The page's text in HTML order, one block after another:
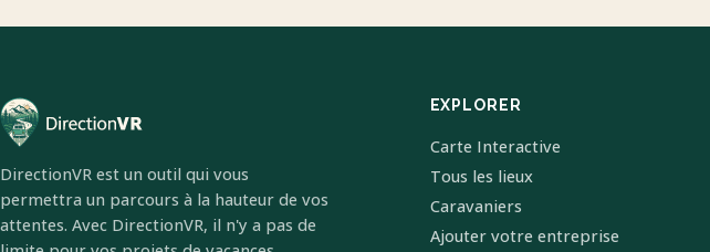
DirectionVR est un outil qui vous
permettra un parcours à la hauteur de vos
attentes. Avec DirectionVR, il n'y a pas de
EXPLORER
Carte Interactive
Tous les lieux
Caravaniers
Ajouter votre entreprise